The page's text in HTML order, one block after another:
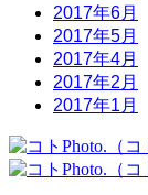
2017年6月
2017年5月
2017年4月
2017年2月
2017年1月